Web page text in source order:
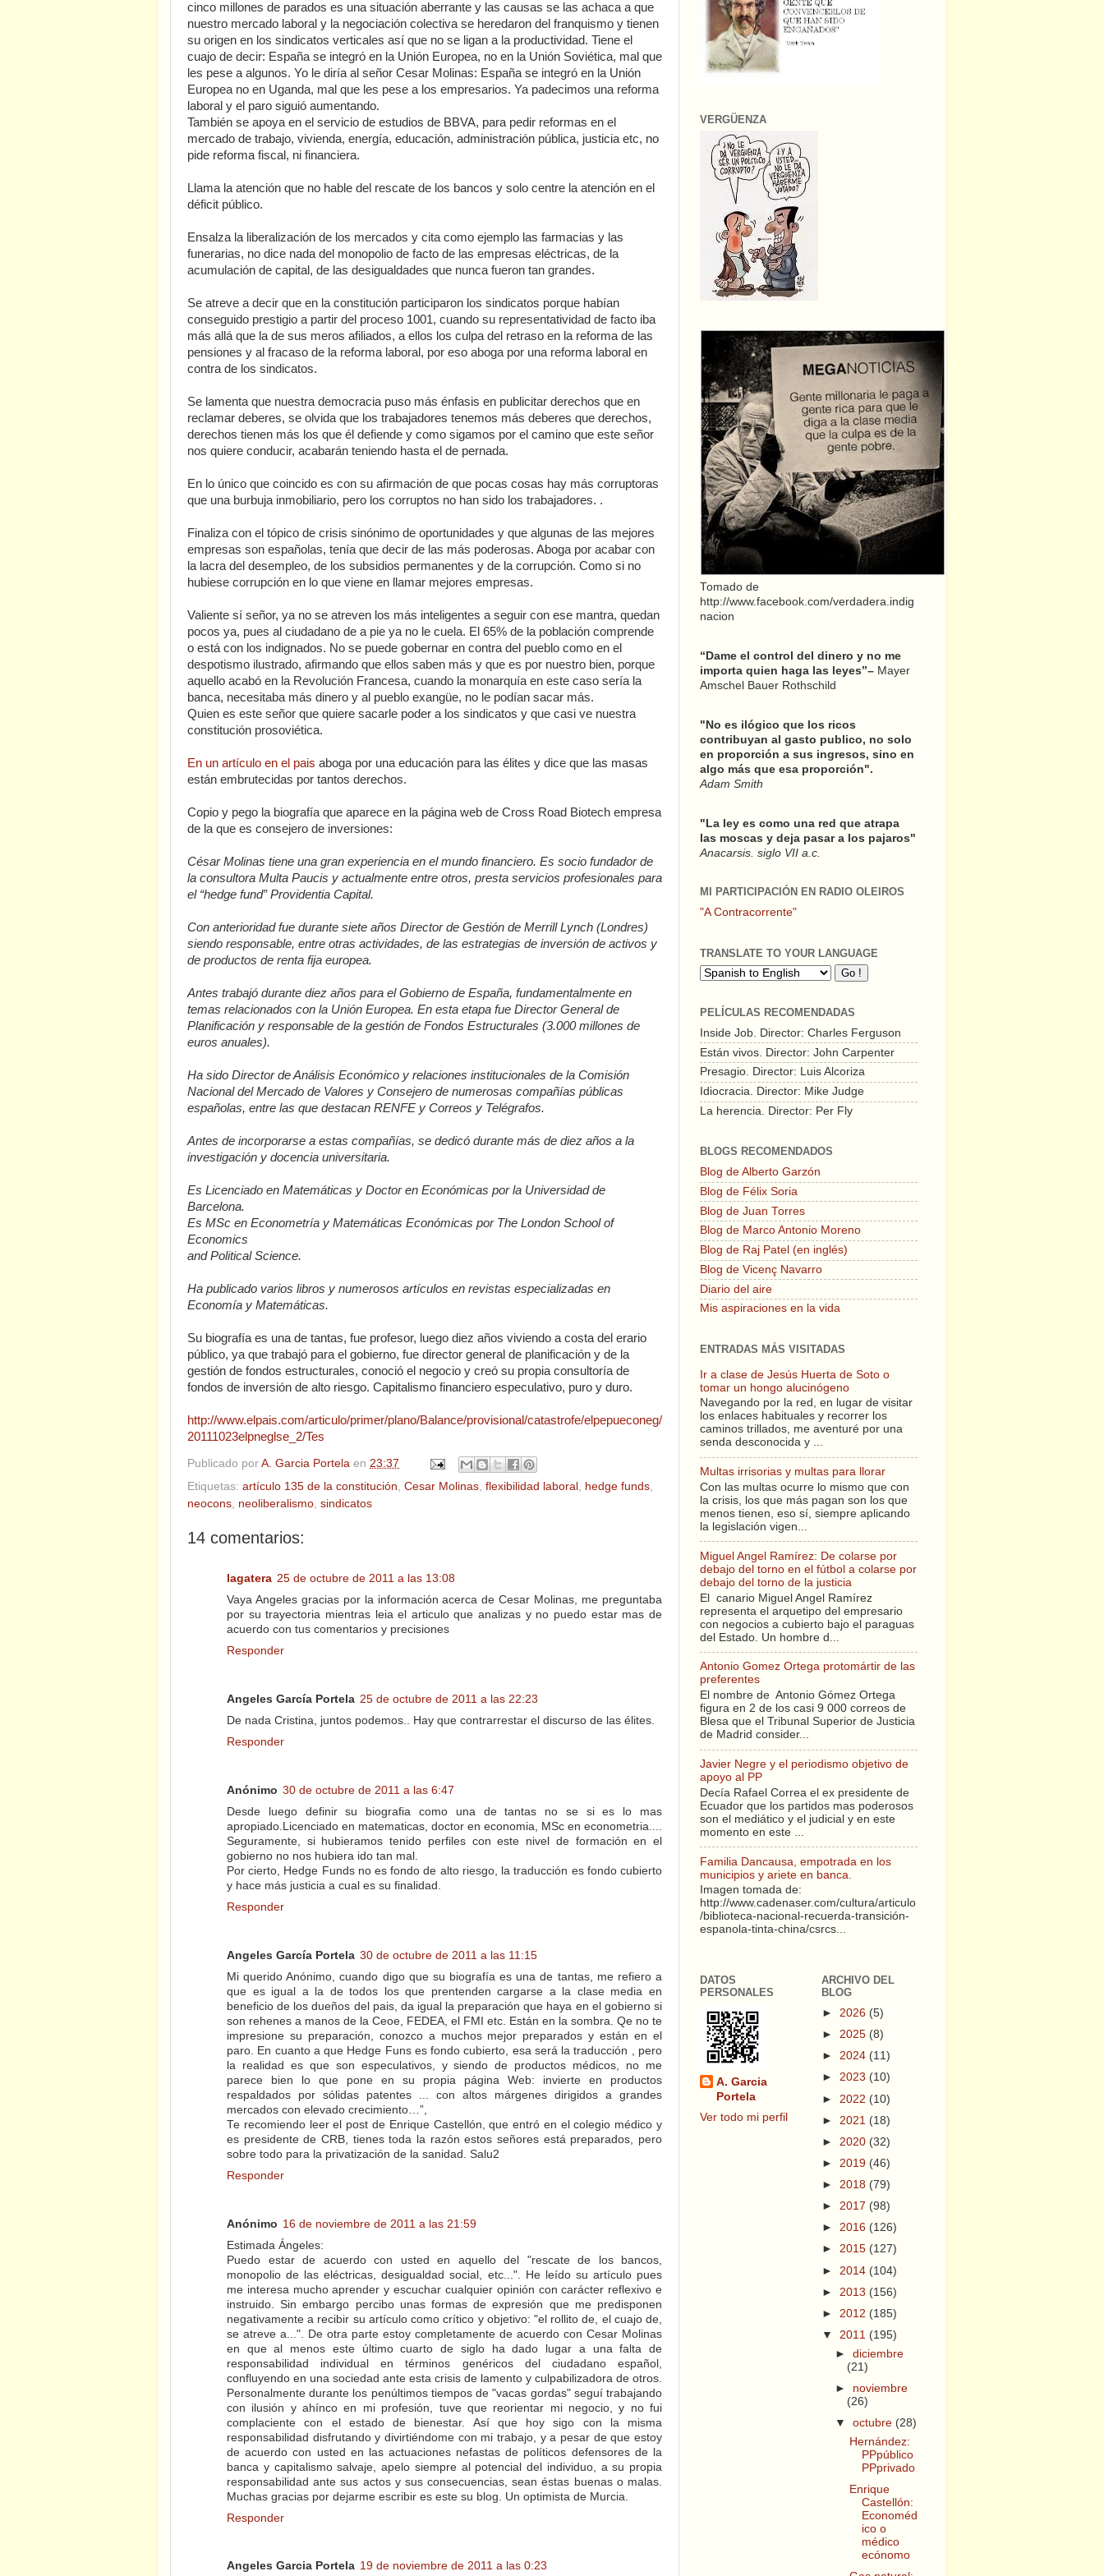
cinco millones de parados es una situación aberrante y las causas se las achaca a que
nuestro mercado laboral y la negociación colectiva se heredaron del franquismo y tienen
su origen en los sindicatos verticales así que no se ligan a la productividad. Tiene el
cuajo de decir: España se integró en la Unión Europea, no en la Unión Soviética, mal que
les pese a algunos. Yo le diría al señor Cesar Molinas: España se integró en la Unión
Europea no en Uganda, mal que les pese a los empresarios. Ya padecimos una reforma
laboral y el paro siguió aumentando.
También se apoya en el servicio de estudios de BBVA, para pedir reformas en el
mercado de trabajo, vivienda, energía, educación, administración pública, justicia etc, no
pide reforma fiscal, ni financiera.
Llama la atención que no hable del rescate de los bancos y solo centre la atención en el
déficit público.
Ensalza la liberalización de los mercados y cita como ejemplo las farmacias y las
funerarias, no dice nada del monopolio de facto de las empresas eléctricas, de la
acumulación de capital, de las desigualdades que nunca fueron tan grandes.
Se atreve a decir que en la constitución participaron los sindicatos porque habían
conseguido prestigio a partir del proceso 1001, cuando su representatividad de facto iba
más allá que la de sus meros afiliados, a ellos los culpa del retraso en la reforma de las
pensiones y al fracaso de la reforma laboral, por eso aboga por una reforma laboral en
contra de los sindicatos.
Se lamenta que nuestra democracia puso más énfasis en publicitar derechos que en
reclamar deberes, se olvida que los trabajadores tenemos más deberes que derechos,
derechos tienen más los que él defiende y como sigamos por el camino que este señor
nos quiere conducir, acabarán teniendo hasta el de pernada.
En lo único que coincido es con su afirmación de que pocas cosas hay más corruptoras
que una burbuja inmobiliario, pero los corruptos no han sido los trabajadores. .
Finaliza con el tópico de crisis sinónimo de oportunidades y que algunas de las mejores
empresas son españolas, tenía que decir de las más poderosas. Aboga por acabar con
la lacra del desempleo, de los subsidios permanentes y de la corrupción. Como si no
hubiese corrupción en lo que viene en llamar mejores empresas.
Valiente sí señor, ya no se atreven los más inteligentes a seguir con ese mantra, quedan
pocos ya, pues al ciudadano de a pie ya no le cuela. El 65% de la población comprende
o está con los indignados. No se puede gobernar en contra del pueblo como en el
despotismo ilustrado, afirmando que ellos saben más y que es por nuestro bien, porque
aquello acabó en la Revolución Francesa, cuando la monarquía en este caso sería la
banca, necesitaba más dinero y al pueblo exangüe, no le podían sacar más.
Quien es este señor que quiere sacarle poder a los sindicatos y que casi ve nuestra
constitución prosoviética.
En un artículo en el pais aboga por una educación para las élites y dice que las masas
están embrutecidas por tantos derechos.
Copio y pego la biografía que aparece en la página web de Cross Road Biotech empresa
de la que es consejero de inversiones:
César Molinas tiene una gran experiencia en el mundo financiero. Es socio fundador de
la consultora Multa Paucis y actualmente entre otros, presta servicios profesionales para
el “hedge fund” Providentia Capital.
Con anterioridad fue durante siete años Director de Gestión de Merrill Lynch (Londres)
siendo responsable, entre otras actividades, de las estrategias de inversión de activos y
de productos de renta fija europea.
Antes trabajó durante diez años para el Gobierno de España, fundamentalmente en
temas relacionados con la Unión Europea. En esta etapa fue Director General de
Planificación y responsable de la gestión de Fondos Estructurales (3.000 millones de
euros anuales).
Ha sido Director de Análisis Económico y relaciones institucionales de la Comisión
Nacional del Mercado de Valores y Consejero de numerosas compañías públicas
españolas, entre las que destacan RENFE y Correos y Telégrafos.
Antes de incorporarse a estas compañías, se dedicó durante más de diez años a la
investigación y docencia universitaria.
Es Licenciado en Matemáticas y Doctor en Económicas por la Universidad de
Barcelona.
Es MSc en Econometría y Matemáticas Económicas por The London School of
Economics
and Political Science.
Ha publicado varios libros y numerosos artículos en revistas especializadas en
Economía y Matemáticas.
Su biografía es una de tantas, fue profesor, luego diez años viviendo a costa del erario
público, ya que trabajó para el gobierno, fue director general de planificación y de la
gestión de fondos estructurales, conoció el negocio y creó su propia consultoría de
fondos de inversión de alto riesgo. Capitalismo financiero especulativo, puro y duro.
http://www.elpais.com/articulo/primer/plano/Balance/provisional/catastrofe/elpepueconeg/
20111023elpneglse_2/Tes
Publicado por A. Garcia Portela en 23:37
Etiquetas: artículo 135 de la constitución Cesar Molinas flexibilidad laboral hedge funds
neocons neoliberalismo sindicatos
14 comentarios:
lagatera 25 de octubre de 2011 a las 13:08
Vaya Angeles gracias por la información acerca de Cesar Molinas, me preguntaba
por su trayectoria mientras leia el articulo que analizas y no puedo estar mas de
acuerdo con tus comentarios y precisiones
Responder
Angeles García Portela 25 de octubre de 2011 a las 22:23
De nada Cristina, juntos podemos.. Hay que contrarrestar el discurso de las élites.
Responder
Anónimo 30 de octubre de 2011 a las 6:47
Desde luego definir su biografia como una de tantas no se si es lo mas
apropiado.Licenciado en matematicas, doctor en economia, MSc en econometria....
Seguramente, si hubieramos tenido perfiles con este nivel de formación en el
gobierno no nos hubiera ido tan mal.
Por cierto, Hedge Funds no es fondo de alto riesgo, la traducción es fondo cubierto
y hace más justicia a cual es su finalidad.
Responder
Angeles García Portela 30 de octubre de 2011 a las 11:15
Mi querido Anónimo, cuando digo que su biografía es una de tantas, me refiero a
que es igual a la de todos los que prentenden cargarse a la clase media en
beneficio de los dueños del pais, da igual la preparación que haya en el gobierno si
son rehenes a manos de la Ceoe, FEDEA, el FMI etc. Están en la sombra. Qe no te
impresione su preparación, conozco a muchos mejor preparados y están en el
paro. En cuanto a que Hedge Funs es fondo cubierto, esa será la traducción , pero
la realidad es que son especulativos, y siendo de productos médicos, no me
parece bien lo que pone en su propia página Web: invierte en productos
respaldados por sólidas patentes ... con altos márgenes dirigidos a grandes
mercados con elevado crecimiento…”,
Te recomiendo leer el post de Enrique Castellón, que entró en el colegio médico y
es presidente de CRB, tienes toda la razón estos señores está preparados, pero
sobre todo para la privatización de la sanidad. Salu2
Responder
Anónimo 16 de noviembre de 2011 a las 21:59
Estimada Ángeles:
Puedo estar de acuerdo con usted en aquello del "rescate de los bancos,
monopolio de las eléctricas, desigualdad social, etc...". He leído su artículo pues
me interesa mucho aprender y escuchar cualquier opinión con carácter reflexivo e
instruido. Sin embargo percibo unas formas de expresión que me predisponen
negativamente a recibir su artículo como crítico y objetivo: "el rollito de, el cuajo de,
se atreve a...". De otra parte estoy completamente de acuerdo con Cesar Molinas
en que al menos este último cuarto de siglo ha dado lugar a una falta de
responsabilidad individual en términos genéricos del ciudadano español,
confluyendo en una sociedad ante esta crisis de lamento y culpabilizadora de otros.
Personalmente durante los penúltimos tiempos de "vacas gordas" seguí trabajando
con ilusión y ahínco en mi profesión, tuve que reorientar mi negocio, y no fui
complaciente con el estado de bienestar. Así que hoy sigo con la misma
responsabilidad disfrutando y divirtiéndome con mi trabajo, y a pesar de que estoy
de acuerdo con usted en las actuaciones nefastas de políticos defensores de la
banca y capitalismo salvaje, apelo siempre al potencial del individuo, a su propia
responsabilidad ante sus actos y sus consecuencias, sean éstas buenas o malas.
Muchas gracias por dejarme escribir es este su blog. Un optimista de Murcia.
Responder
Angeles Garcia Portela 19 de noviembre de 2011 a las 0:23
VERGÜENZA
Tomado de
http://www.facebook.com/verdadera.indig
nacion
“Dame el control del dinero y no me
importa quien haga las leyes”– Mayer
Amschel Bauer Rothschild
"No es ilógico que los ricos
contribuyan al gasto publico, no solo
en proporción a sus ingresos, sino en
algo más que esa proporción".
Adam Smith
"La ley es como una red que atrapa
las moscas y deja pasar a los pajaros"
Anacarsis. siglo VII a.c.
MI PARTICIPACIÓN EN RADIO OLEIROS
"A Contracorrente"
TRANSLATE TO YOUR LANGUAGE
PELÍCULAS RECOMENDADAS
Inside Job. Director: Charles Ferguson
Están vivos. Director: John Carpenter
Presagio. Director: Luis Alcoriza
Idiocracia. Director: Mike Judge
La herencia. Director: Per Fly
BLOGS RECOMENDADOS
Blog de Alberto Garzón
Blog de Félix Soria
Blog de Juan Torres
Blog de Marco Antonio Moreno
Blog de Raj Patel (en inglés)
Blog de Vicenç Navarro
Diario del aire
Mis aspiraciones en la vida
ENTRADAS MÁS VISITADAS
Ir a clase de Jesús Huerta de Soto o
tomar un hongo alucinógeno
Navegando por la red, en lugar de visitar
los enlaces habituales y recorrer los
caminos trillados, me aventuré por una
senda desconocida y ...
Multas irrisorias y multas para llorar
Con las multas ocurre lo mismo que con
la crisis, los que más pagan son los que
menos tienen, eso sí, siempre aplicando
la legislación vigen...
Miguel Angel Ramírez: De colarse por
debajo del torno en el fútbol a colarse por
debajo del torno de la justicia
El canario Miguel Angel Ramírez
representa el arquetipo del empresario
con negocios a cubierto bajo el paraguas
del Estado. Un hombre d...
Antonio Gomez Ortega protomártir de las
preferentes
El nombre de Antonio Gómez Ortega
figura en 2 de los casi 9 000 correos de
Blesa que el Tribunal Superior de Justicia
de Madrid consider...
Javier Negre y el periodismo objetivo de
apoyo al PP
Decía Rafael Correa el ex presidente de
Ecuador que los partidos mas poderosos
son el mediático y el judicial y en este
momento en este ...
Familia Dancausa, empotrada en los
municipios y ariete en banca.
Imagen tomada de:
http://www.cadenaser.com/cultura/articulo
/biblioteca-nacional-recuerda-transición-
espanola-tinta-china/csrcs...
DATOS
PERSONALES
A. Garcia
Portela
Ver todo mi perfil
ARCHIVO DEL
BLOG
► 2026 (5)
► 2025 (8)
► 2024 (11)
► 2023 (10)
► 2022 (10)
► 2021 (18)
► 2020 (32)
► 2019 (46)
► 2018 (79)
► 2017 (98)
► 2016 (126)
► 2015 (127)
► 2014 (104)
► 2013 (156)
► 2012 (185)
▼ 2011 (195)
►diciembre
(21)
► noviembre
(26)
▼octubre (28)
Hernández:
PPpúblico
PPprivado
Enrique
Castellón:
Economéd
ico o
médico
ecónomo